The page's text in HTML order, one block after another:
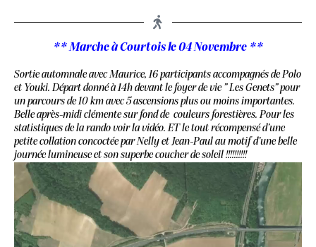
** Marche à Courtois le 04 Novembre **
Sortie automnale avec Maurice, 16 participants accompagnés de Polo
et Youki. Départ donné à 14h devant le foyer de vie ” Les Genets” pour
un parcours de 10 km avec 5 ascensions plus ou moins importantes.
Belle après-midi clémente sur fond de couleurs forestières. Pour les
statistiques de la rando voir la vidéo. ET le tout récompensé d’une
petite collation concoctée par Nelly et Jean-Paul au motif d’une belle
journée lumineuse et son superbe coucher de soleil !!!!!!!!!!